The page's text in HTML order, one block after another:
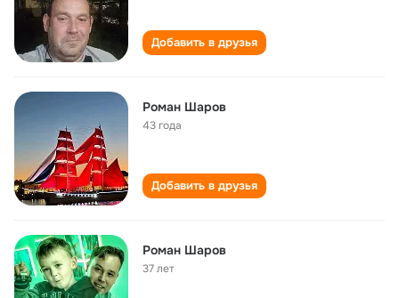
Добавить в друзья
Роман Шаров
43 года
Добавить в друзья
Роман Шаров
37 лет